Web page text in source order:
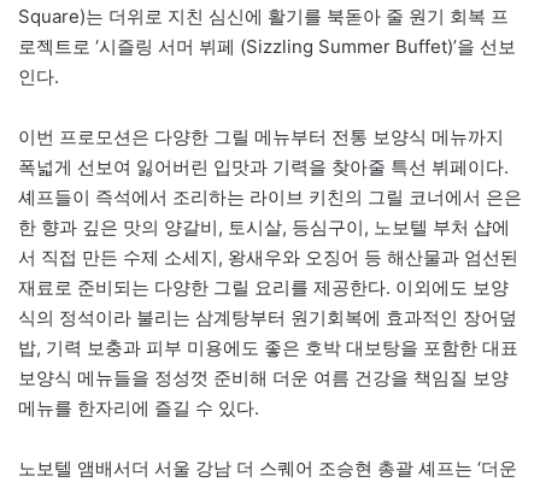
Square)는 더위로 지친 심신에 활기를 북돋아 줄 원기 회복 프
로젝트로 ‘시즐링 서머 뷔페 (Sizzling Summer Buffet)’을 선보
인다.
이번 프로모션은 다양한 그릴 메뉴부터 전통 보양식 메뉴까지
폭넓게 선보여 잃어버린 입맛과 기력을 찾아줄 특선 뷔페이다.
셰프들이 즉석에서 조리하는 라이브 키친의 그릴 코너에서 은은
한 향과 깊은 맛의 양갈비, 토시살, 등심구이, 노보텔 부처 샵에
서 직접 만든 수제 소세지, 왕새우와 오징어 등 해산물과 엄선된
재료로 준비되는 다양한 그릴 요리를 제공한다. 이외에도 보양
식의 정석이라 불리는 삼계탕부터 원기회복에 효과적인 장어덮
밥, 기력 보충과 피부 미용에도 좋은 호박 대보탕을 포함한 대표
보양식 메뉴들을 정성껏 준비해 더운 여름 건강을 책임질 보양
메뉴를 한자리에 즐길 수 있다.
노보텔 앰배서더 서울 강남 더 스퀘어 조승현 총괄 셰프는 ‘더운